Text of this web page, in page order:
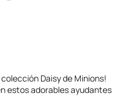
Daisy de Minions!
estos adorables ayudantes